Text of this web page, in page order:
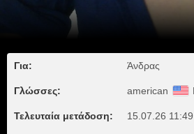
Για: Άνδρας
Γλώσσες: american
Τελευταία μετάδοση: 15.07.26